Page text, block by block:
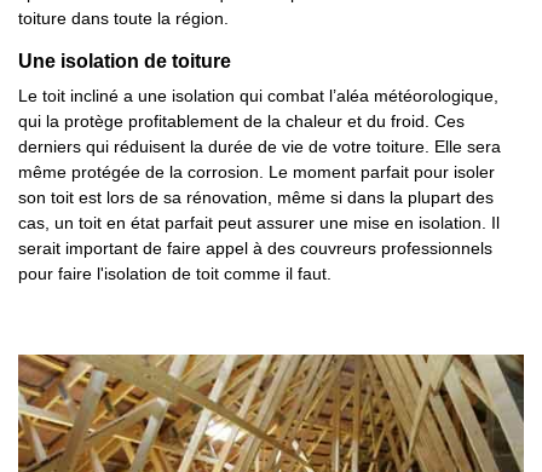
toiture dans toute la région.
Une isolation de toiture
Le toit incliné a une isolation qui combat l’aléa météorologique,
qui la protège profitablement de la chaleur et du froid. Ces
derniers qui réduisent la durée de vie de votre toiture. Elle sera
même protégée de la corrosion. Le moment parfait pour isoler
son toit est lors de sa rénovation, même si dans la plupart des
cas, un toit en état parfait peut assurer une mise en isolation. Il
serait important de faire appel à des couvreurs professionnels
pour faire l'isolation de toit comme il faut.